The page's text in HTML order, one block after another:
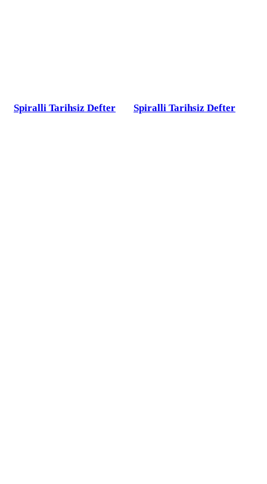
Spiralli Tarihsiz Defter Spiralli Tarihsiz Defter